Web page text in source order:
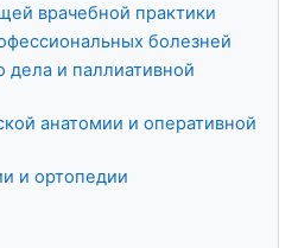
врачебной практики
болезней
дела и паллиативной
анатомии и оперативной
и ортопедии